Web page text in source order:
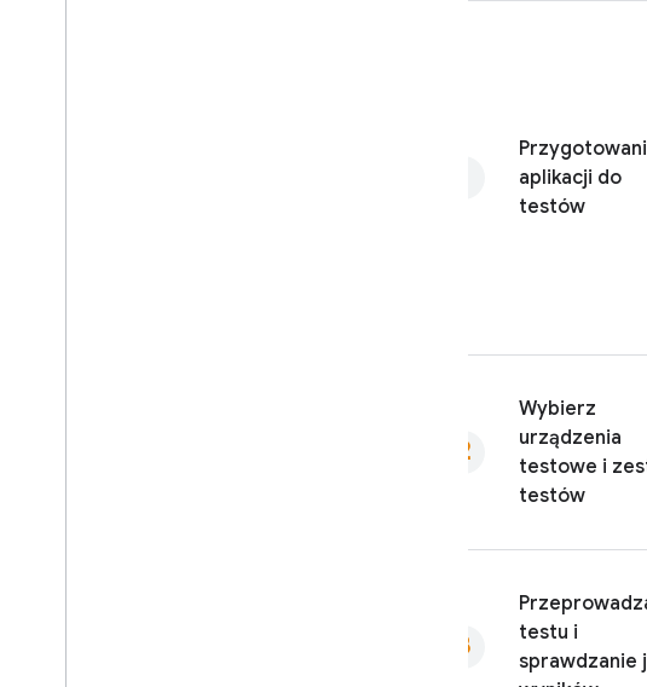
aplikacji do
testów
Wybierz
urządzenia
testowe i
testów
testu i
sprawdzanie